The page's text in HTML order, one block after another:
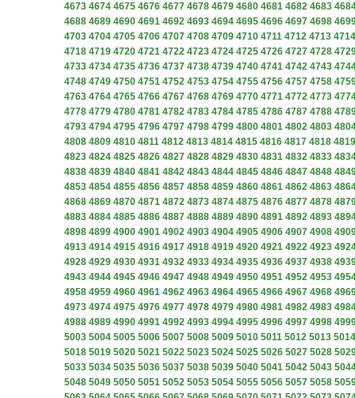
4673 4674 4675 4676 4677 4678 4679 4680 4681 4682 4683
4688 4689 4690 4691 4692 4693 4694 4695 4696 4697 4698
4703 4704 4705 4706 4707 4708 4709 4710 4711 4712 4713 4714
4718 4719 4720 4721 4722 4723 4724 4725 4726 4727 4728
4733 4734 4735 4736 4737 4738 4739 4740 4741 4742 4743
4748 4749 4750 4751 4752 4753 4754 4755 4756 4757 4758
4763 4764 4765 4766 4767 4768 4769 4770 4771 4772 4773
4778 4779 4780 4781 4782 4783 4784 4785 4786 4787 4788
4793 4794 4795 4796 4797 4798 4799 4800 4801 4802 4803
4808 4809 4810 4811 4812 4813 4814 4815 4816 4817 4818 4819
4823 4824 4825 4826 4827 4828 4829 4830 4831 4832 4833
4838 4839 4840 4841 4842 4843 4844 4845 4846 4847 4848
4853 4854 4855 4856 4857 4858 4859 4860 4861 4862 4863
4868 4869 4870 4871 4872 4873 4874 4875 4876 4877 4878
4883 4884 4885 4886 4887 4888 4889 4890 4891 4892 4893
4898 4899 4900 4901 4902 4903 4904 4905 4906 4907 4908
4913 4914 4915 4916 4917 4918 4919 4920 4921 4922 4923
4928 4929 4930 4931 4932 4933 4934 4935 4936 4937 4938
4943 4944 4945 4946 4947 4948 4949 4950 4951 4952 4953
4958 4959 4960 4961 4962 4963 4964 4965 4966 4967 4968
4973 4974 4975 4976 4977 4978 4979 4980 4981 4982 4983
4988 4989 4990 4991 4992 4993 4994 4995 4996 4997 4998
5003 5004 5005 5006 5007 5008 5009 5010 5011 5012 5013 5014
5018 5019 5020 5021 5022 5023 5024 5025 5026 5027 5028
5033 5034 5035 5036 5037 5038 5039 5040 5041 5042 5043
5048 5049 5050 5051 5052 5053 5054 5055 5056 5057 5058